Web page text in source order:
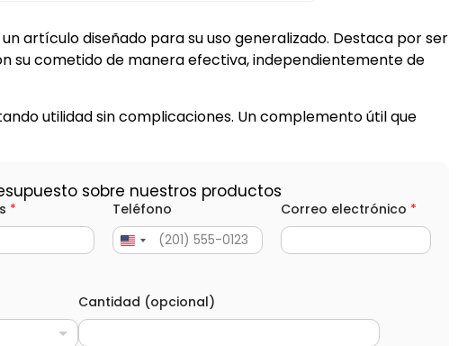
artículo diseñado para su uso generalizado. Destaca por ser
su cometido de manera efectiva, independientemente de
utilidad sin complicaciones. Un complemento útil que
sobre nuestros productos
* Teléfono Correo electrónico *
Cantidad (opcional)